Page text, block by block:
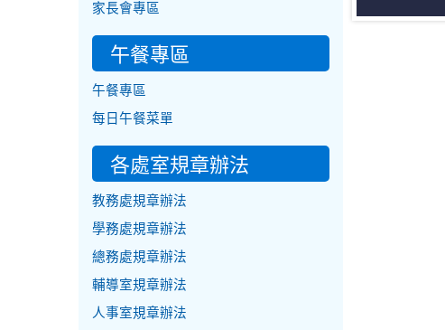
家長會專區
午餐專區
午餐專區
每日午餐菜單
各處室規章辦法
教務處規章辦法
學務處規章辦法
總務處規章辦法
輔導室規章辦法
人事室規章辦法